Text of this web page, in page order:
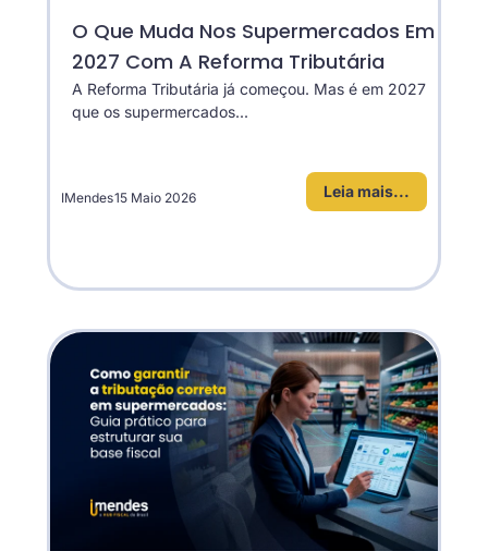
O Que Muda Nos Supermercados Em
2027 Com A Reforma Tributária
A Reforma Tributária já começou. Mas é em 2027
que os supermercados...
Leia mais...
IMendes15 Maio 2026